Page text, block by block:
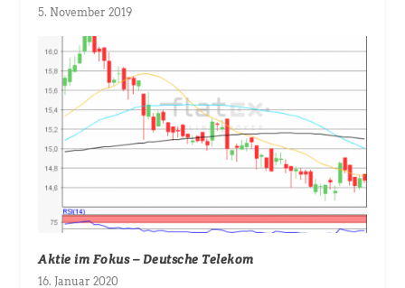
5. November 2019
Aktie im Fokus – Deutsche Telekom
16. Januar 2020